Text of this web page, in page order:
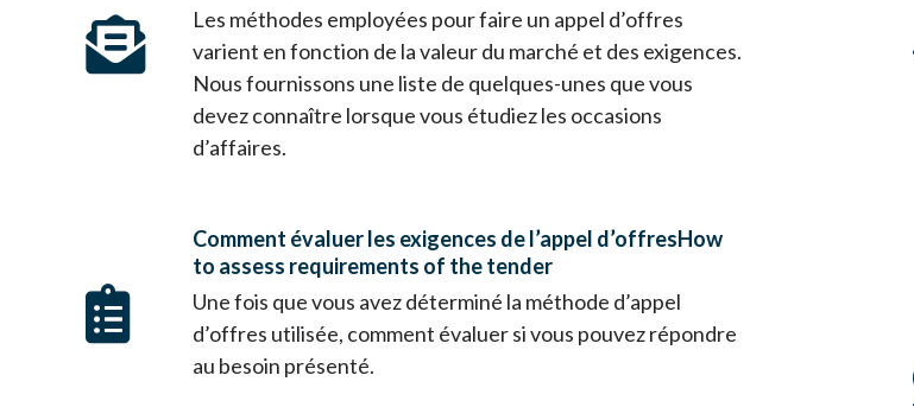
Les méthodes employées pour faire un appel d’offres
varient en fonction de la valeur du marché et des exigences.
Nous fournissons une liste de quelques-unes que vous
devez connaître lorsque vous étudiez les occasions
d’affaires.
Comment évaluer les exigences de l’appel d’offresHow
to assess requirements of the tender
Une fois que vous avez déterminé la méthode d’appel
d’offres utilisée, comment évaluer si vous pouvez répondre
au besoin présenté.